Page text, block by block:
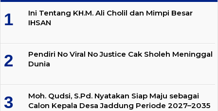
Ini Tentang KH.M. Ali Cholil dan Mimpi Besar
IHSAN
Pendiri No Viral No Justice Cak Sholeh Meninggal
Dunia
Moh. Qudsi, S.Pd. Nyatakan Siap Maju sebagai
Calon Kepala Desa Jaddung Periode 2027–2035